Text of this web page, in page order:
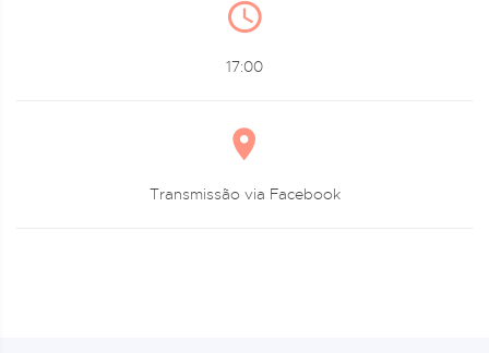
17:00
Transmissão via Facebook